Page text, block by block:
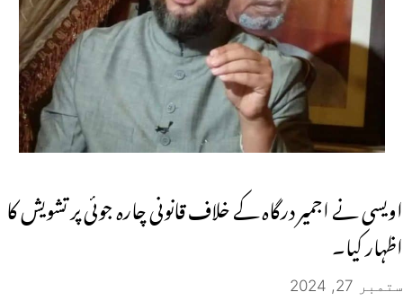
اویسی نے اجمیر درگاہ کے خلاف قانونی چارہ جوئی پر تشویش کا
اظہار کیا۔
ستمبر 27, 2024